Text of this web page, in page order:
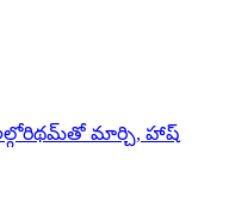
అల్గోరిథమ్‌తో మార్చి, హాష్